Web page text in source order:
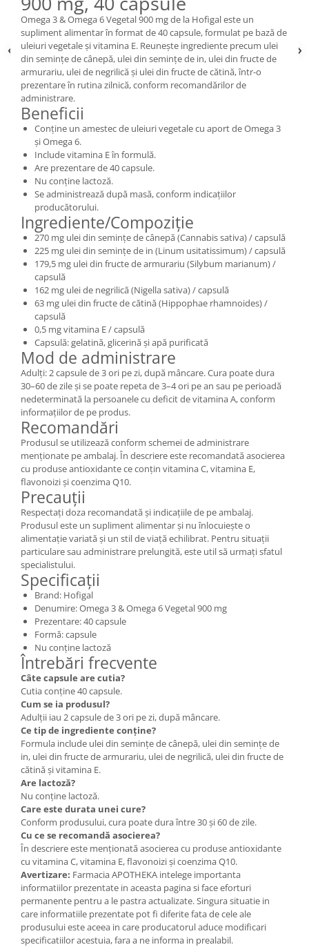
Omega 3 & Omega 6 Vegetal 900 mg de la Hofigal este un
supliment alimentar în format de 40 capsule, formulat pe bază de
uleiuri vegetale și vitamina E. Reunește ingrediente precum ulei
din semințe de cânepă, ulei din semințe de in, ulei din fructe de
armurariu, ulei de negrilică și ulei din fructe de cătină, într-o
prezentare în rutina zilnică, conform recomandărilor de
administrare.
Beneficii
Conține un amestec de uleiuri vegetale cu aport de Omega 3
și Omega 6.
Include vitamina E în formulă.
Are prezentare de 40 capsule.
Nu conține lactoză.
Se administrează după masă, conform indicațiilor
producătorului.
Ingrediente/Compoziție
270 mg ulei din semințe de cânepă (Cannabis sativa) / capsulă
225 mg ulei din semințe de in (Linum usitatissimum) / capsulă
179,5 mg ulei din fructe de armurariu (Silybum marianum) /
capsulă
162 mg ulei de negrilică (Nigella sativa) / capsulă
63 mg ulei din fructe de cătină (Hippophae rhamnoides) /
capsulă
0,5 mg vitamina E / capsulă
Capsulă: gelatină, glicerină și apă purificată
Mod de administrare
Adulți: 2 capsule de 3 ori pe zi, după mâncare. Cura poate dura
30–60 de zile și se poate repeta de 3–4 ori pe an sau pe perioadă
nedeterminată la persoanele cu deficit de vitamina A, conform
informațiilor de pe produs.
Recomandări
Produsul se utilizează conform schemei de administrare
menționate pe ambalaj. În descriere este recomandată asocierea
cu produse antioxidante ce conțin vitamina C, vitamina E,
flavonoizi și coenzima Q10.
Precauții
Respectați doza recomandată și indicațiile de pe ambalaj.
Produsul este un supliment alimentar și nu înlocuiește o
alimentație variată și un stil de viață echilibrat. Pentru situații
particulare sau administrare prelungită, este util să urmați sfatul
specialistului.
Specificații
Brand: Hofigal
Denumire: Omega 3 & Omega 6 Vegetal 900 mg
Prezentare: 40 capsule
Formă: capsule
Nu conține lactoză
Întrebări frecvente
Câte capsule are cutia?
Cutia conține 40 capsule.
Cum se ia produsul?
Adulții iau 2 capsule de 3 ori pe zi, după mâncare.
Ce tip de ingrediente conține?
Formula include ulei din semințe de cânepă, ulei din semințe de
in, ulei din fructe de armurariu, ulei de negrilică, ulei din fructe de
cătină și vitamina E.
Are lactoză?
Nu conține lactoză.
Care este durata unei cure?
Conform produsului, cura poate dura între 30 și 60 de zile.
Cu ce se recomandă asocierea?
În descriere este menționată asocierea cu produse antioxidante
cu vitamina C, vitamina E, flavonoizi și coenzima Q10.
Avertizare: Farmacia APOTHEKA intelege importanta
informatiilor prezentate in aceasta pagina si face eforturi
permanente pentru a le pastra actualizate. Singura situatie in
care informatiile prezentate pot fi diferite fata de cele ale
produsului este aceea in care producatorul aduce modificari
specificatiilor acestuia, fara a ne informa in prealabil.